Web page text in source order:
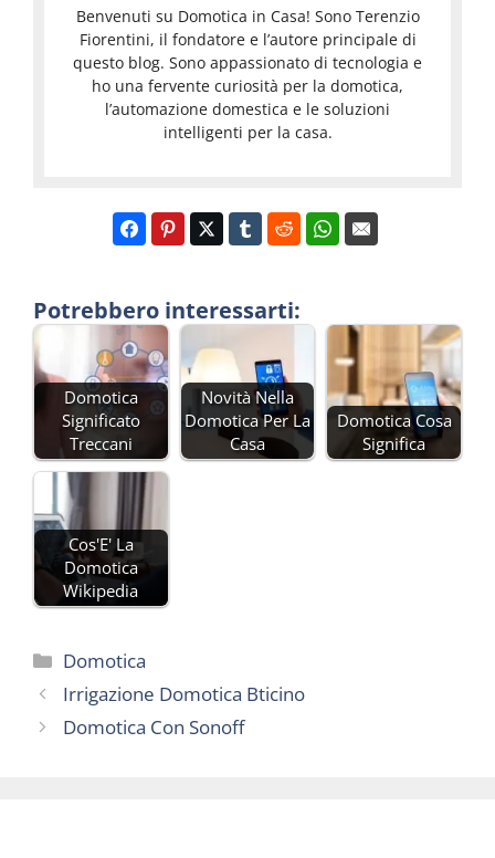
Benvenuti su Domotica in Casa! Sono Terenzio
Fiorentini, il fondatore e l’autore principale di
questo blog. Sono appassionato di tecnologia e
ho una fervente curiosità per la domotica,
l’automazione domestica e le soluzioni
intelligenti per la casa.
Potrebbero interessarti:
Domotica
Significato
Treccani
Novità Nella
Domotica Per La
Casa
Domotica Cosa
Significa
Cos'E' La
Domotica
Wikipedia
Categorie
Domotica
Irrigazione Domotica Bticino
Domotica Con Sonoff